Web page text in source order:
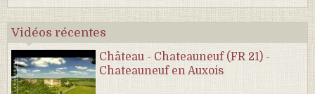
Vidéos récentes
Château - Chateauneuf (FR 21) -
Chateauneuf en Auxois